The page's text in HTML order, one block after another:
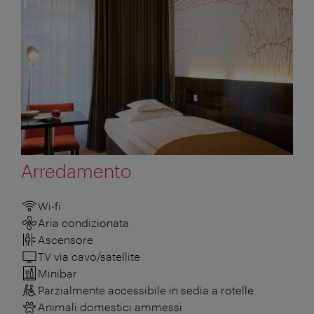
Arredamento
Wi-fi
Aria condizionata
Ascensore
TV via cavo/satellite
Minibar
Parzialmente accessibile in sedia a rotelle
Animali domestici ammessi